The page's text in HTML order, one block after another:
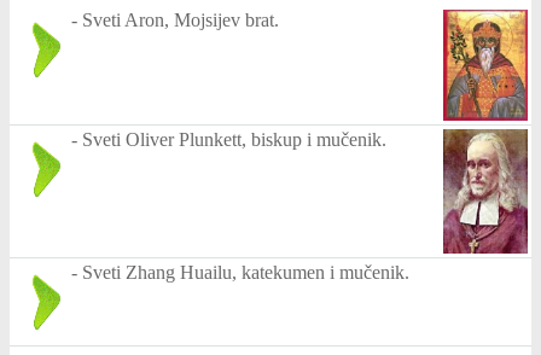
- Sveti Aron, Mojsijev brat.
- Sveti Oliver Plunkett, biskup i mučenik.
- Sveti Zhang Huailu, katekumen i mučenik.